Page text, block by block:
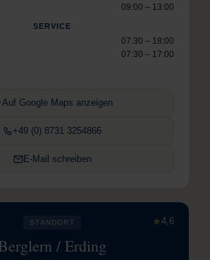
09:00 – 13:00
SERVICE
07:30 – 18:00
07:30 – 17:00
Auf Google Maps anzeigen
+49 (0) 8731 3254866
E-Mail schreiben
★4,6
STANDORT
/ Erding